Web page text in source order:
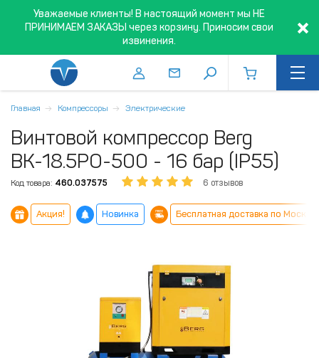
Уважаемые клиенты! В настоящий момент мы НЕ
ПРИНИМАЕМ ЗАКАЗЫ через корзину. Приносим свои
извинения.
Главная Компрессоры Электрические
Винтовой компрессор Berg
ВК-18.5РО-500 - 16 бар (IP55)
Код товара: 460.037575 6 отзывов
Акция! Новинка Бесплатная доставка по Москве